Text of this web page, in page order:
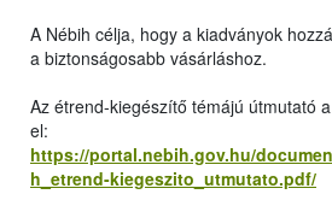
A Nébih célja, hogy a kiadványok
a biztonságosabb vásárláshoz.
Az étrend-kiegészítő témájú útmutató
el:
https://portal.nebih.gov.hu/
h_etrend-kiegeszito_utmutato.pdf/